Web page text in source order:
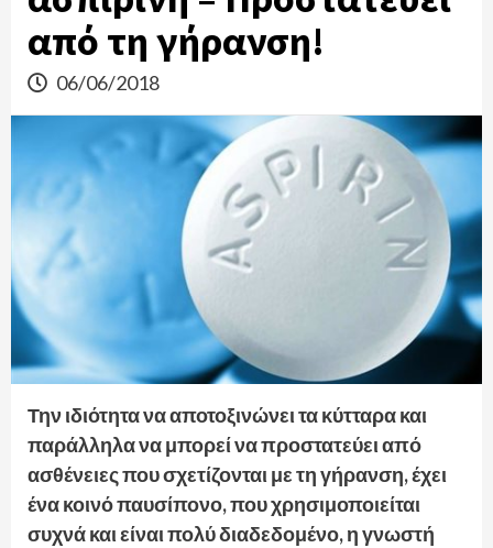
από τη γήρανση!
06/06/2018
Την ιδιότητα να αποτοξινώνει τα κύτταρα και
παράλληλα να μπορεί να προστατεύει από
ασθένειες που σχετίζονται με τη γήρανση, έχει
ένα κοινό παυσίπονο, που χρησιμοποιείται
συχνά και είναι πολύ διαδεδομένο, η γνωστή